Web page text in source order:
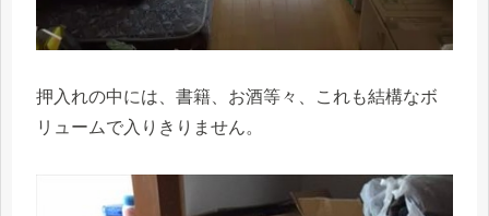
押入れの中には、書籍、お酒等々、これも結構なボ
リュームで入りきりません。